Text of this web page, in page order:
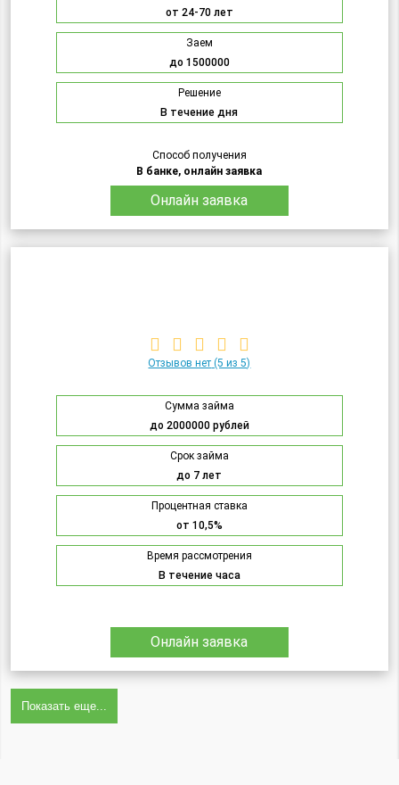
от 24-70 лет
Заем
до 1500000
Решение
В течение дня
Способ получения
В банке, онлайн заявка
Онлайн заявка
Отзывов нет (5 из 5)
Сумма займа
до 2000000 рублей
Срок займа
до 7 лет
Процентная ставка
от 10,5%
Время рассмотрения
В течение часа
Онлайн заявка
Показать еще...